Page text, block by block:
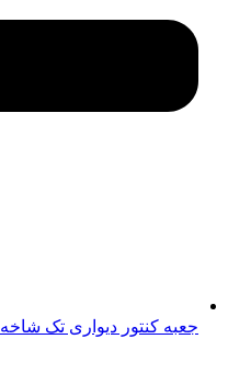
جعبه کنتور دیواری تک شاخه KBA53M1